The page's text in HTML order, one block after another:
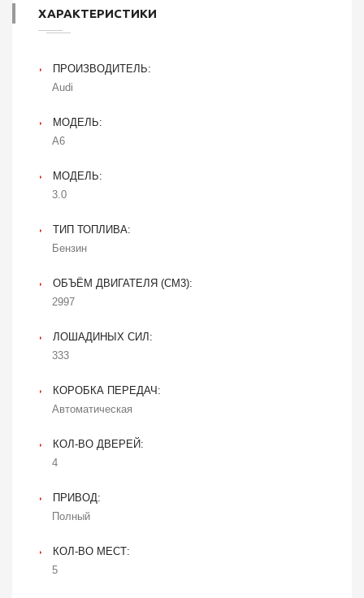
ХАРАКТЕРИСТИКИ
ПРОИЗВОДИТЕЛЬ:
Audi
МОДЕЛЬ:
A6
МОДЕЛЬ:
3.0
ТИП ТОПЛИВА:
Бензин
ОБЪЁМ ДВИГАТЕЛЯ (CM3):
2997
ЛОШАДИНЫХ СИЛ:
333
КОРОБКА ПЕРЕДАЧ:
Автоматическая
КОЛ-ВО ДВЕРЕЙ:
4
ПРИВОД:
Полный
КОЛ-ВО МЕСТ:
5